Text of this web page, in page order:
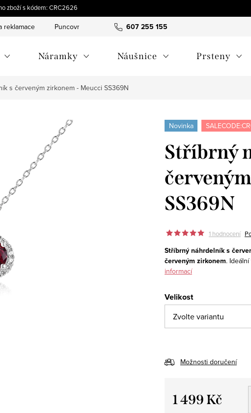
zboží s kódem: CRC2626
607 255 155
reklamace Puncovní značky Hodnocení obchodu
Náramky Náušnice Prsteny
s červeným zirkonem - Meucci SS369N
Novinka
Stříbrný
SS369N
1 hodnocení
Stříbrný náhrdelník s
červeným zirkonem.
informací
Velikost
Možnosti doručení
1 499 Kč